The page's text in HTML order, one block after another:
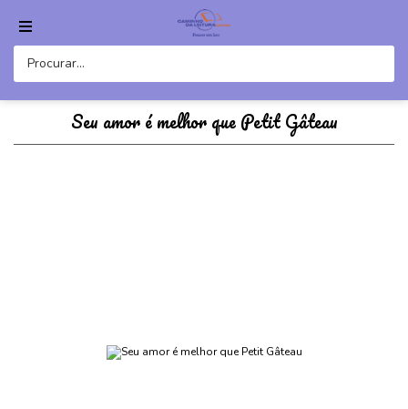
Seu amor é melhor que Petit Gâteau